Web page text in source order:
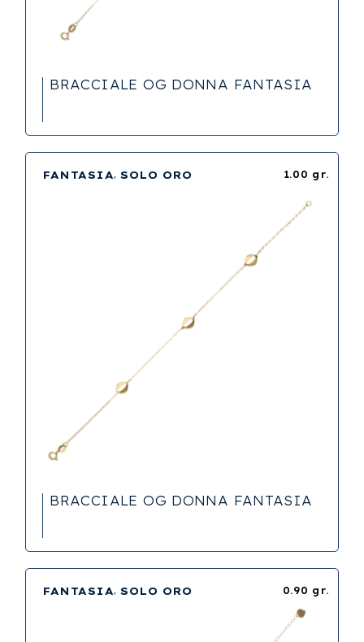
BRACCIALE OG DONNA FANTASIA
1.00 gr.
FANTASIA SOLO ORO
BRACCIALE OG DONNA FANTASIA
0.90 gr.
FANTASIA SOLO ORO